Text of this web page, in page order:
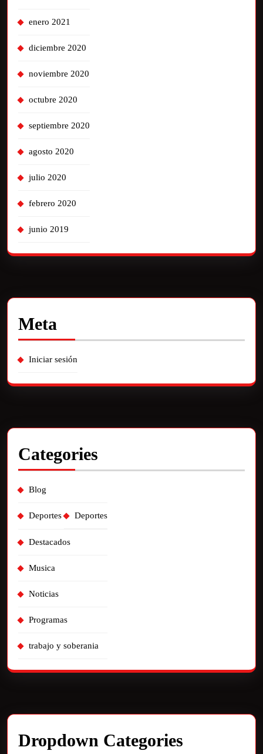
enero 2021
diciembre 2020
noviembre 2020
octubre 2020
septiembre 2020
agosto 2020
julio 2020
febrero 2020
junio 2019
Meta
Iniciar sesión
Categories
Blog
Deportes Deportes
Destacados
Musica
Noticias
Programas
trabajo y soberania
Dropdown Categories